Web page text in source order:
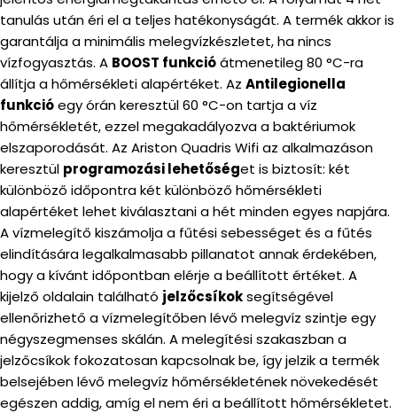
tanulás után éri el a teljes hatékonyságát. A termék akkor is
garantálja a minimális melegvízkészletet, ha nincs
vízfogyasztás. A BOOST funkcióátmenetileg 80 °C-ra
állítja a hőmérsékleti alapértéket. Az Antilegionella
funkcióegy órán keresztül 60 °C-on tartja a víz
hőmérsékletét, ezzel megakadályozva a baktériumok
elszaporodását. Az Ariston Quadris Wifi az alkalmazáson
keresztül programozási lehetőséget is biztosít: két
különböző időpontra két különböző hőmérsékleti
alapértéket lehet kiválasztani a hét minden egyes napjára.
A vízmelegítő kiszámolja a fűtési sebességet és a fűtés
elindítására legalkalmasabb pillanatot annak érdekében,
hogy a kívánt időpontban elérje a beállított értéket. A
kijelző oldalain található jelzőcsíkoksegítségével
ellenőrizhető a vízmelegítőben lévő melegvíz szintje egy
négyszegmenses skálán. A melegítési szakaszban a
jelzőcsíkok fokozatosan kapcsolnak be, így jelzik a termék
belsejében lévő melegvíz hőmérsékletének növekedését
egészen addig, amíg el nem éri a beállított hőmérsékletet.